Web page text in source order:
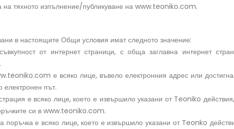
на тяхното изпълнение/публикуване на www.teoniko.com.
в настоящите Общи условия имат следното значение:
от интернет страници, с обща заглавна интернет
е всяко лице, въвело електронния адрес или
електронен път.
е всяко лице, което е извършило указани от Teoniko
си в www.teoniko.com.
поръчка е всяко лице, което е извършило указани от Teonko